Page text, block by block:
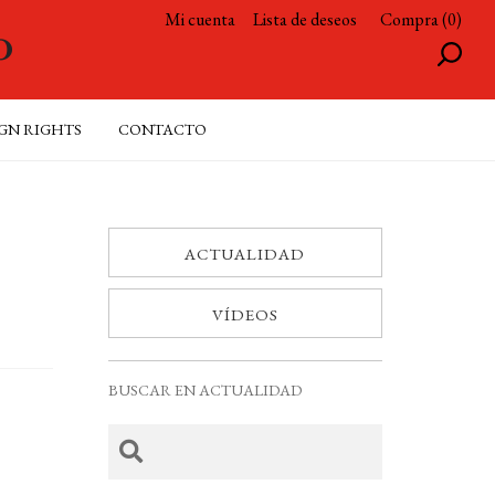
Mi cuenta Lista de deseos Compra (0)
RIGHTS CONTACTO
ACTUALIDAD
VÍDEOS
BUSCAR EN ACTUALIDAD